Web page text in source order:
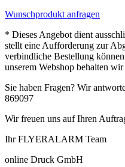
Wunschprodukt anfragen
* Dieses Angebot dient
stellt eine Aufforderung zur
verbindliche Bestellung
unserem Webshop behalten wir
Sie haben Fragen? Wir
869097
Wir freuen uns auf Ihren
Ihr FLYERALARM Team
online Druck GmbH